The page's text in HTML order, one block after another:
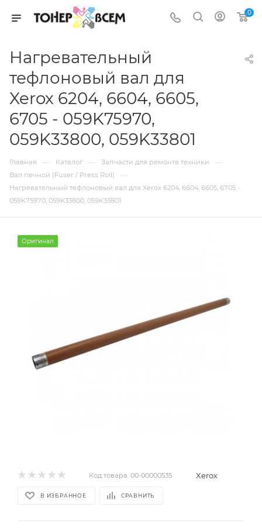
0
Нагревательный
тефлоновый вал для
Xerox 6204, 6604, 6605,
6705 - 059K75970,
059K33800, 059K33801
Главная — Каталог — Запчасти для ремонта техники —
Вал печной (Fuser / Press Roll) —
Нагревательный тефлоновый вал для Xerox 6204, 6604, 6605, 6705 -
059K75970, 059K33800, 059K33801
Оригинал
Код товара: 00-00000535 Xerox
В ИЗБРАННОЕ СРАВНИТЬ